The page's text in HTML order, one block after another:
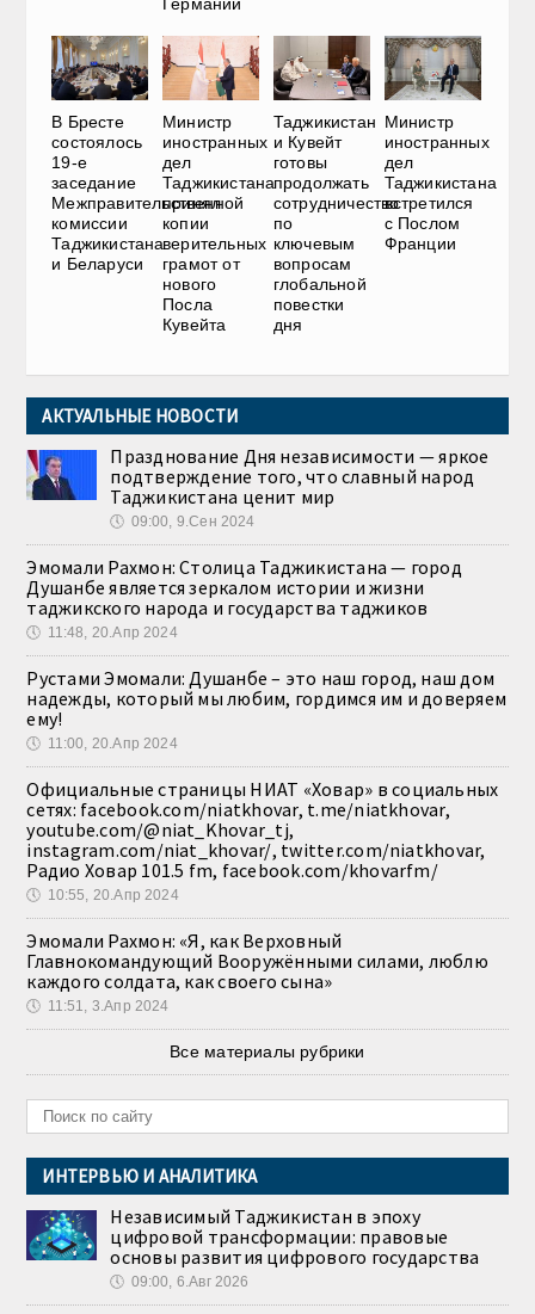
В Бресте
состоялось
19-е
заседание
Межправительственной
комиссии
Таджикистана
и Беларуси
Министр
иностранных
дел
Таджикистана
принял
копии
верительных
грамот от
нового
Посла
Кувейта
Таджикистан
и Кувейт
готовы
продолжать
сотрудничество
по
ключевым
вопросам
глобальной
повестки
дня
Министр
иностранных
дел
Таджикистана
встретился
с Послом
Франции
АКТУАЛЬНЫЕ НОВОСТИ
Празднование Дня независимости — яркое
подтверждение того, что славный народ
Таджикистана ценит мир
🕔 09:00, 9.Сен 2024
Эмомали Рахмон: Столица Таджикистана — город
Душанбе является зеркалом истории и жизни
таджикского народа и государства таджиков
🕔 11:48, 20.Апр 2024
Рустами Эмомали: Душанбе – это наш город, наш дом
надежды, который мы любим, гордимся им и доверяем
ему!
🕔 11:00, 20.Апр 2024
Официальные страницы НИАТ «Ховар» в социальных
сетях: facebook.com/niatkhovar, t.me/niatkhovar,
youtube.com/@niat_Khovar_tj,
instagram.com/niat_khovar/, twitter.com/niatkhovar,
Радио Ховар 101.5 fm, facebook.com/khovarfm/
🕔 10:55, 20.Апр 2024
Эмомали Рахмон: «Я, как Верховный
Главнокомандующий Вооружёнными силами, люблю
каждого солдата, как своего сына»
🕔 11:51, 3.Апр 2024
Все материалы рубрики
ИНТЕРВЬЮ И АНАЛИТИКА
Независимый Таджикистан в эпоху
цифровой трансформации: правовые
основы развития цифрового государства
🕔 09:00, 6.Авг 2026